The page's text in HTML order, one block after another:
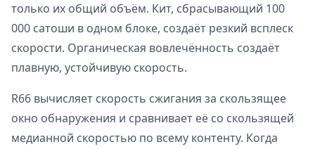
только их общий объём. Кит, сбрасывающий 100
000 сатоши в одном блоке, создаёт резкий всплеск
скорости. Органическая вовлечённость создаёт
плавную, устойчивую скорость.
R66 вычисляет скорость сжигания за скользящее
окно обнаружения и сравнивает её со скользящей
медианной скоростью по всему контенту. Когда